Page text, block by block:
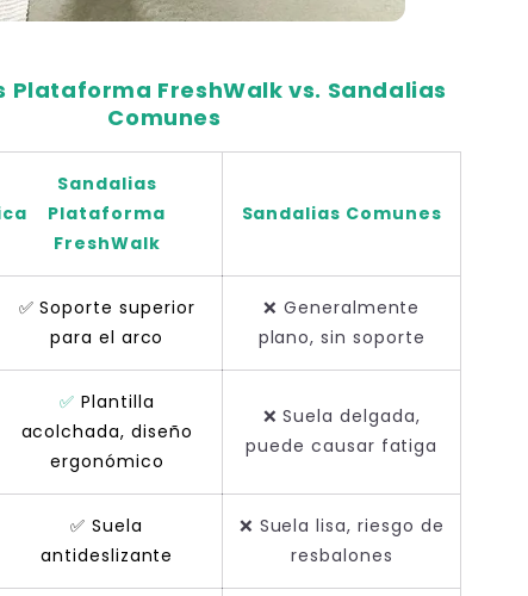
Plataforma FreshWalk vs. Sandalias
Comunes
Sandalias
Plataforma
FreshWalk
Sandalias Comunes
✅ Soporte superior
para el arco
❌ Generalmente
plano, sin soporte
✅ Plantilla
acolchada, diseño
ergonómico
❌ Suela delgada,
puede causar fatiga
✅ Suela
antideslizante
❌ Suela lisa, riesgo de
resbalones